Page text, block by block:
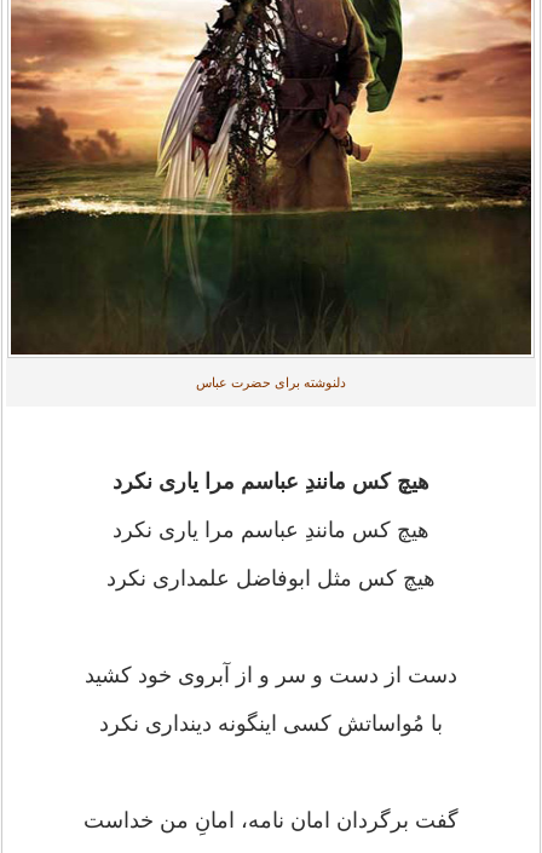
دلنوشته برای حضرت عباس
هیچ کس مانندِ عباسم مرا یاری نکرد
هیچ کس مانندِ عباسم مرا یاری نکرد
هیچ کس مثل ابوفاضل علمداری نکرد
دست از دست و سر و از آبروی خود کشید
با مُواساتش کسی اینگونه دینداری نکرد
گفت برگردان امان نامه، امانِ من خداست